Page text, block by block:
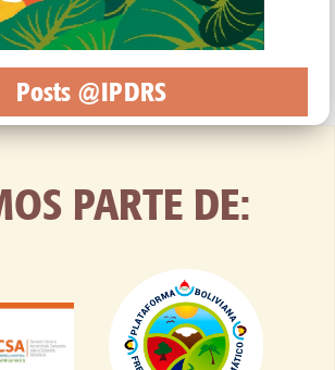
Posts @IPDRS
PARTE DE: